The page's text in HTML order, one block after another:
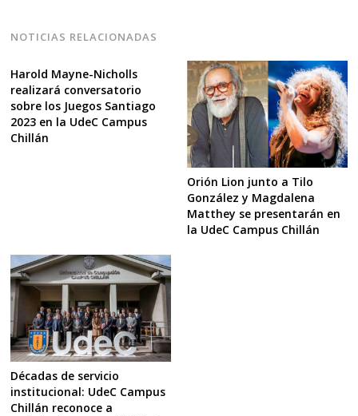
NOTICIAS RELACIONADAS
Harold Mayne-Nicholls
realizará conversatorio
sobre los Juegos Santiago
2023 en la UdeC Campus
Chillán
Orión Lion junto a Tilo
González y Magdalena
Matthey se presentarán en
la UdeC Campus Chillán
Décadas de servicio
institucional: UdeC Campus
Chillán reconoce a